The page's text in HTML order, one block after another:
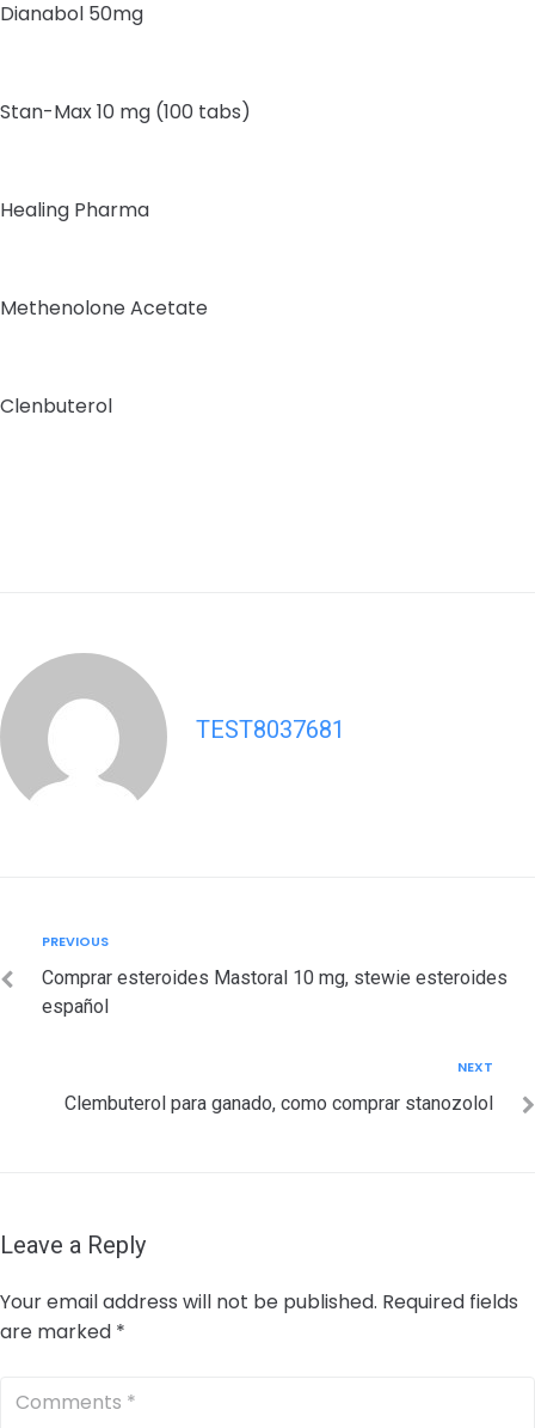
Dianabol 50mg
Stan-Max 10 mg (100 tabs)
Healing Pharma
Methenolone Acetate
Clenbuterol
TEST8037681
navigation
Previous
PREVIOUS
Comprar esteroides Mastoral 10 mg, stewie esteroides
español
NEXT
Clembuterol para ganado, como comprar stanozolol
Leave a Reply
Your email address will not be published. Required fields
are marked *